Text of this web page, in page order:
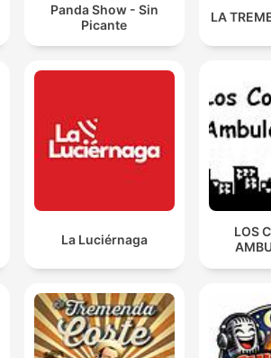
Panda Show - Sin
Picante
LA
La Luciérnaga
LOS